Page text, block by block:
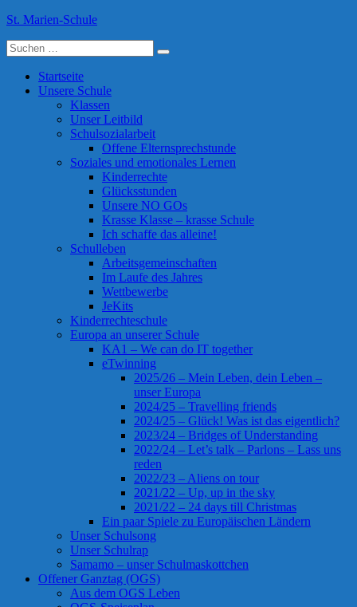
Skip
content
St. Marien-Schule
Katholische Grundschule in Moers
Suche
nach:
Startseite
Unsere Schule
Klassen
Unser Leitbild
Schulsozialarbeit
Offene Elternsprechstunde
Soziales und emotionales Lernen
Kinderrechte
Glücksstunden
Unsere NO GOs
Krasse Klasse – krasse Schule
Ich schaffe das alleine!
Schulleben
Arbeitsgemeinschaften
Im Laufe des Jahres
Wettbewerbe
JeKits
Kinderrechteschule
Europa an unserer Schule
KA1 – We can do IT together
eTwinning
2025/26 – Mein Leben, dein Leben –
unser Europa
2024/25 – Travelling friends
2024/25 – Glück! Was ist das eigentlich?
2023/24 – Bridges of Understanding
2022/24 – Let’s talk – Parlons – Lass uns
reden
2022/23 – Aliens on tour
2021/22 – Up, up in the sky
2021/22 – 24 days till Christmas
Ein paar Spiele zu Europäischen Ländern
Unser Schulsong
Unser Schulrap
Samamo – unser Schulmaskottchen
Offener Ganztag (OGS)
Aus dem OGS Leben